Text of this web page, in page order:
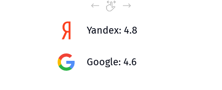
Yandex: 4.8
Google: 4.6